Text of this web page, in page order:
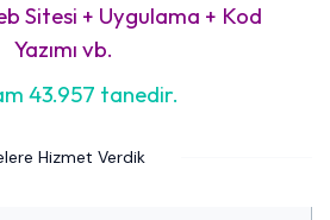
Sitesi + Uygulama + Kod
Yazımı vb.
43.957 tanedir.
Hizmet Verdik